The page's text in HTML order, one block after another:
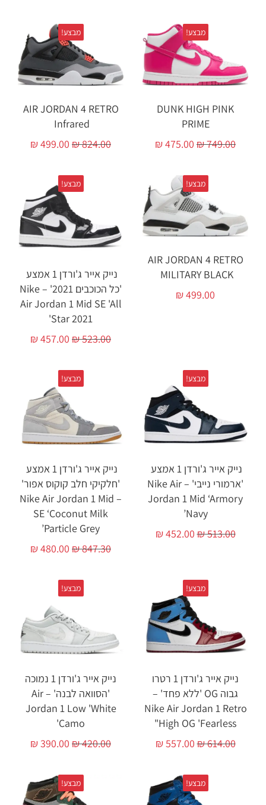
מבצע!
DUNK HIGH PINK
PRIME
₪749.00
₪475.00
מבצע!
AIR JORDAN 4 RETRO
Infrared ‏
₪824.00
₪499.00
מבצע!
AIR JORDAN 4 RETRO
MILITARY BLACK ‏
₪499.00
מבצע!
נייק אייר ג'ורדן 1 אמצע
'כל הכוכבים 2021' – Nike
Air Jordan 1 Mid SE 'All
Star 2021'
₪523.00
₪457.00
מבצע!
נייק אייר ג'ורדן 1 אמצע
'ארמורי נייבי' – Nike Air
Jordan 1 Mid ‘Armory
Navy’
₪513.00
₪452.00
מבצע!
נייק אייר ג'ורדן 1 אמצע
'חלקיקי חלב קוקוס אפור'
– Nike Air Jordan 1 Mid
SE ‘Coconut Milk
Particle Grey’
₪847.30
₪480.00
מבצע!
נייק אייר ג'ורדן 1 רטרו
גבוה OG 'ללא פחד' –
Nike Air Jordan 1 Retro
High OG 'Fearless"
₪614.00
₪557.00
מבצע!
נייק אייר ג'ורדן 1 נמוכה
'הסוואה לבנה' – Air
Jordan 1 Low 'White
Camo'
₪420.00
₪390.00
מבצע! מבצע!